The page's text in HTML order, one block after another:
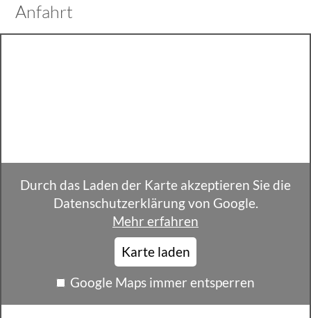
Anfahrt
Durch das Laden der Karte akzeptieren Sie die
Datenschutzerklärung von Google.
Mehr erfahren
Karte laden
Google Maps immer entsperren